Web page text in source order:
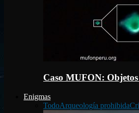
Caso MUFON:
Enigmas
TodoArqueología prohibida